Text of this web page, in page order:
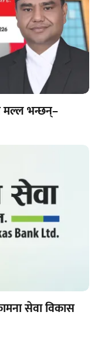
मल्ल भन्छन्–
सेवा विकास